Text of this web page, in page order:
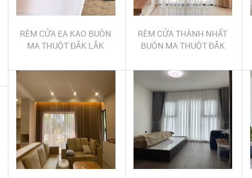
RÈM CỬA EA KAO BUÔN
MA THUỘT ĐẮK LẮK
RÈM CỬA THÀNH NHẤT
BUÔN MA THUỘT ĐẮK